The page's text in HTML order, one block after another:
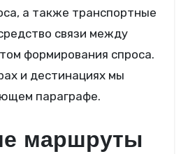
а также транспортные
связи между
формирования спроса.
и дестинациях мы
параграфе.
маршруты